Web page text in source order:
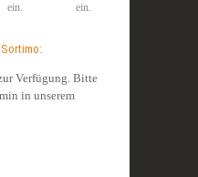
ein.
ein.
Verfügung. Bitte
in unserem